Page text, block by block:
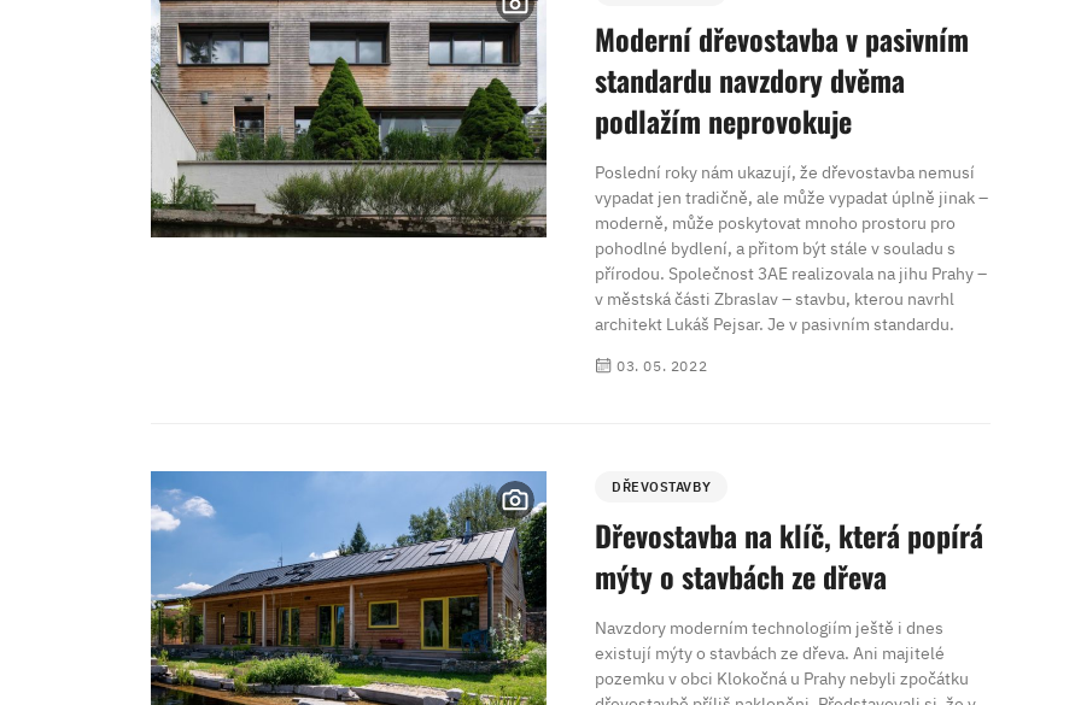
Moderní dřevostavba v pasivním
standardu navzdory dvěma
podlažím neprovokuje
Poslední roky nám ukazují, že dřevostavba nemusí
vypadat jen tradičně, ale může vypadat úplně jinak –
moderně, může poskytovat mnoho prostoru pro
pohodlné bydlení, a přitom být stále v souladu s
přírodou. Společnost 3AE realizovala na jihu Prahy –
v městská části Zbraslav – stavbu, kterou navrhl
architekt Lukáš Pejsar. Je v pasivním standardu.
03. 05. 2022
DŘEVOSTAVBY
Dřevostavba na klíč, která popírá
mýty o stavbách ze dřeva
Navzdory moderním technologiím ještě i dnes
existují mýty o stavbách ze dřeva. Ani majitelé
pozemku v obci Klokočná u Prahy nebyli zpočátku